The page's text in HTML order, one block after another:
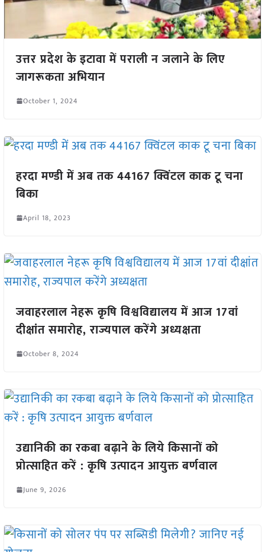
उत्तर प्रदेश के इटावा में पराली न जलाने के लिए
जागरूकता अभियान
October 1, 2024
हरदा मण्डी में अब तक 44167 क्विंटल काक टू चना
बिका
April 18, 2023
जवाहरलाल नेहरू कृषि विश्वविद्यालय में आज 17वां
दीक्षांत समारोह, राज्यपाल करेंगे अध्यक्षता
October 8, 2024
उद्यानिकी का रकबा बढ़ाने के लिये किसानों को
प्रोत्साहित करें : कृषि उत्पादन आयुक्त बर्णवाल
June 9, 2026